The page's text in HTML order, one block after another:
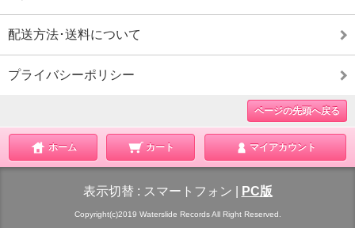
配送方法･送料について
プライバシーポリシー
ページの先頭へ戻る
ホーム カート マイアカウント
表示切替 : スマートフォン PC版
Copyright(c)2019 Waterslide Records All Right Reserved.